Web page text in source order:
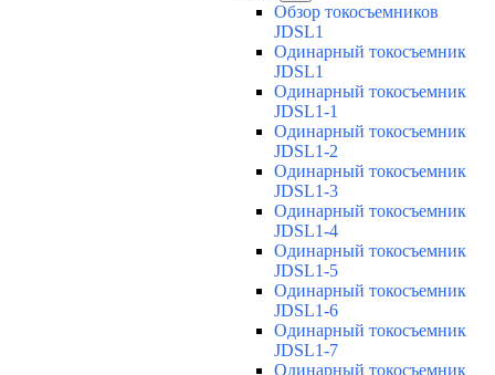
Обзор токосъемников
JDSL1
Одинарный токосъемник
JDSL1
Одинарный токосъемник
JDSL1-1
Одинарный токосъемник
JDSL1-2
Одинарный токосъемник
JDSL1-3
Одинарный токосъемник
JDSL1-4
Одинарный токосъемник
JDSL1-5
Одинарный токосъемник
JDSL1-6
Одинарный токосъемник
JDSL1-7
Одинарный токосъемник